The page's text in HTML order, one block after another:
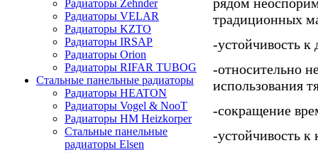
Радиаторы Zehnder
Радиаторы VELAR
Радиаторы KZTO
Радиаторы IRSAP
Радиаторы Orion
Радиаторы RIFAR TUBOG
Стальные панельные радиаторы
Радиаторы HEATON
Радиаторы Vogel & NooT
Радиаторы HM Heizkorper
Стальные панельные
радиаторы Elsen
традиционных
-устойчивость к
-относительно
использования
-сокращение
-устойчивость к